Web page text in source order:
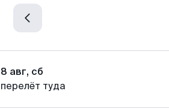
8 авг, сб
перелёт туда